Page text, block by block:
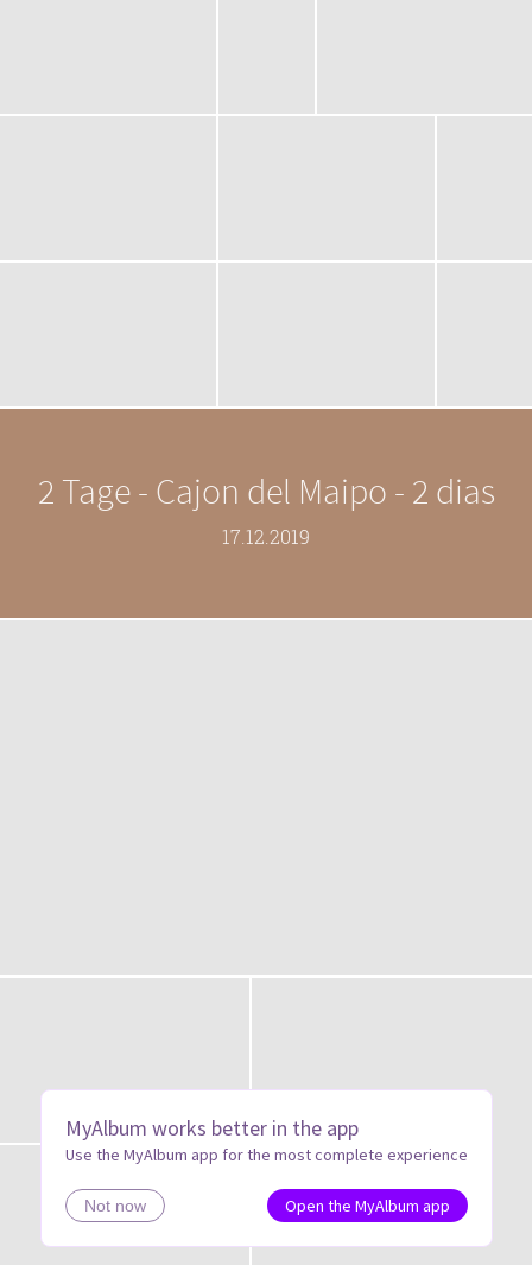
MyAlbum works better in the app
Use the MyAlbum app for the most complete experience
Not now Open the MyAlbum app
2 Tage - Cajon del Maipo - 2 dias
17.12.2019